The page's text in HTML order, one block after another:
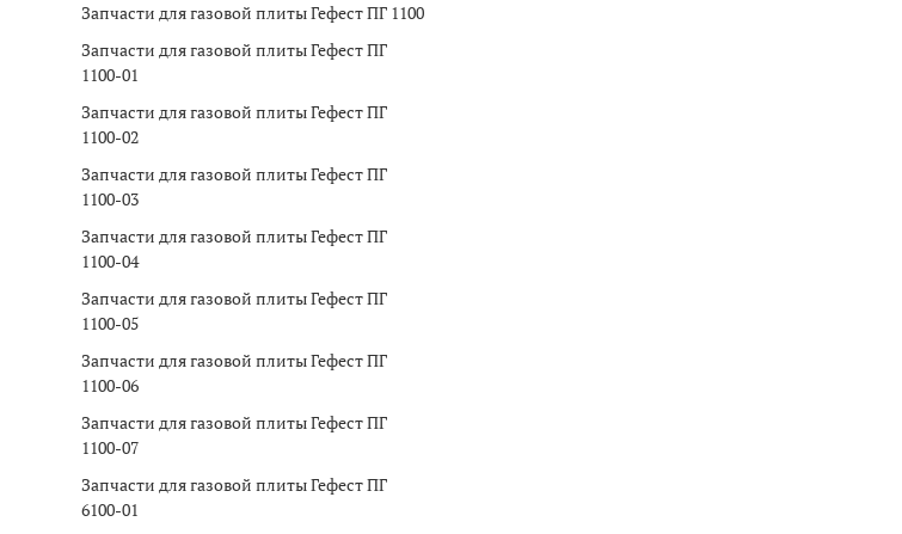
Запчасти для газовой плиты Гефест ПГ 1100
Запчасти для газовой плиты Гефест ПГ
1100-01
Запчасти для газовой плиты Гефест ПГ
1100-02
Запчасти для газовой плиты Гефест ПГ
1100-03
Запчасти для газовой плиты Гефест ПГ
1100-04
Запчасти для газовой плиты Гефест ПГ
1100-05
Запчасти для газовой плиты Гефест ПГ
1100-06
Запчасти для газовой плиты Гефест ПГ
1100-07
Запчасти для газовой плиты Гефест ПГ
6100-01